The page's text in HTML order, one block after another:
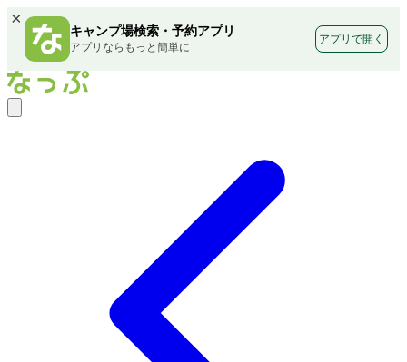
×
キャンプ場検索・予約アプリ
アプリならもっと簡単に
アプリで開く